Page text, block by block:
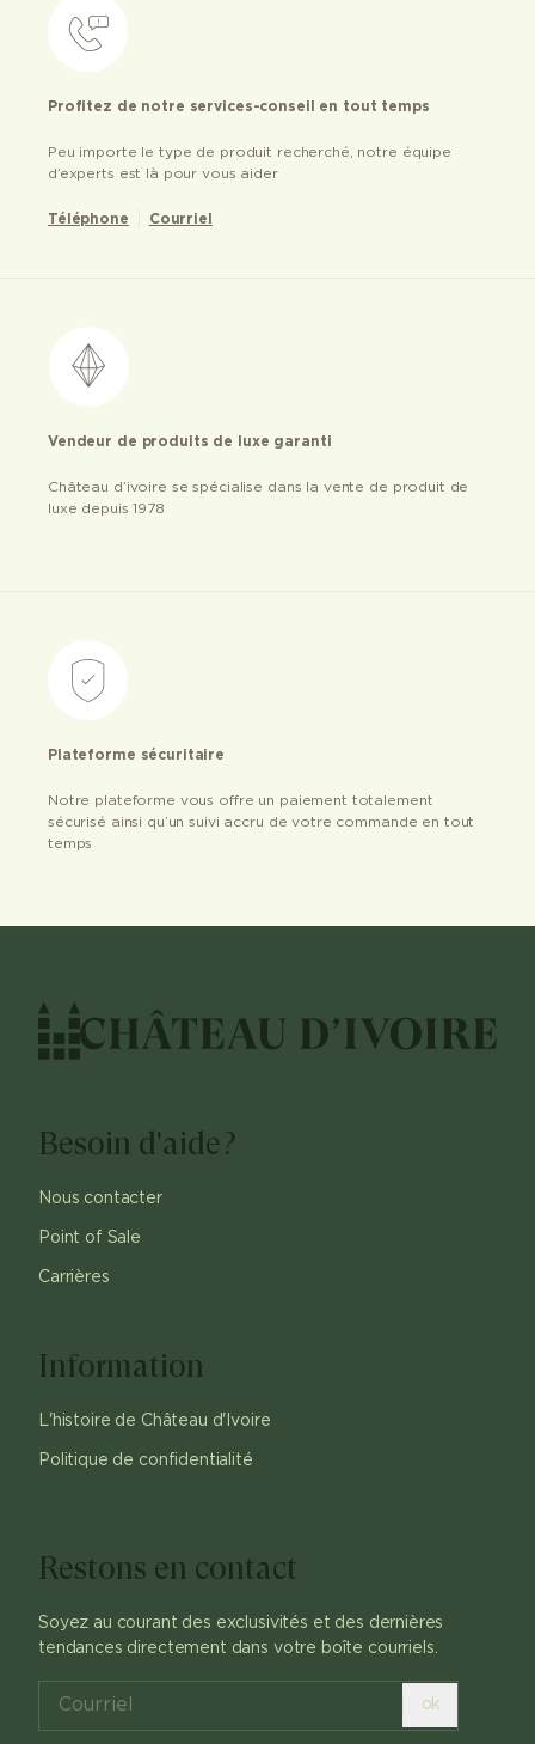
Profitez de notre services-conseil en tout temps
Peu importe le type de produit recherché, notre équipe
d’experts est là pour vous aider
Téléphone Courriel
Vendeur de produits de luxe garanti
Château d’ivoire se spécialise dans la vente de produit de
luxe depuis 1978
Plateforme sécuritaire
Notre plateforme vous offre un paiement totalement
sécurisé ainsi qu’un suivi accru de votre commande en tout
temps
Besoin d'aide?
Nous contacter
Point of Sale
Carrières
Information
L'histoire de Château d'Ivoire
Politique de confidentialité
Restons en contact
Soyez au courant des exclusivités et des dernières
tendances directement dans votre boîte courriels.
ok